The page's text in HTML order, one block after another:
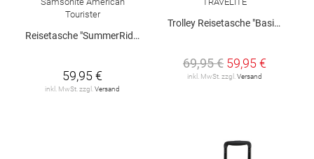
Tourister
Reisetasche "SummerRide"
59,95 €
inkl. MwSt. zzgl. Versand
Trolley Reisetasche "Basics" L
69,95 € 59,95 €
inkl. MwSt. zzgl. Versand